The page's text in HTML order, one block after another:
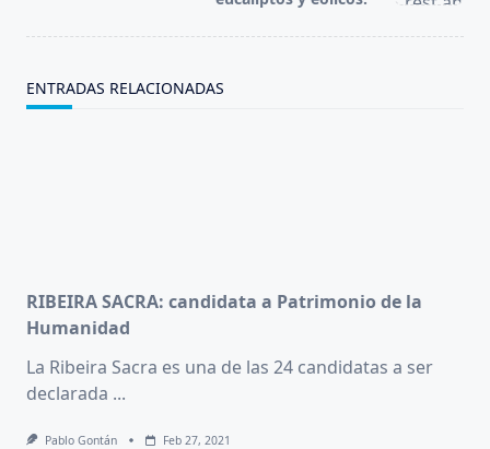
ENTRADAS RELACIONADAS
RIBEIRA SACRA: candidata a Patrimonio de la
Humanidad
La Ribeira Sacra es una de las 24 candidatas a ser
declarada ...
Pablo Gontán Feb 27, 2021